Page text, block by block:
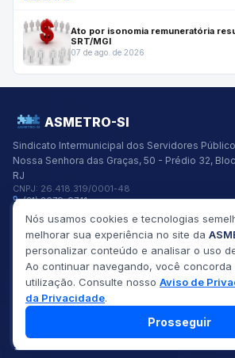
Ato por isonomia remuneratória
SRT/MGI
07 de ago. de 2026
ASMETRO-SI
Sindicato Intermunicipal dos Servidores
Nossa Senhora das Graças, 50 - Prédio 32,
RJ
CNPJ: 26.418.319/0001-48
(21) 2679-9741
asmetro@asmetro.org.br
Links Rápidos
Institucional
Gestão
Saúde
Convênios
Fóruns
Seus Direitos
2026 ASMETRO-SI
Todos os direitos
Nós usamos cookies e tecnologias
melhorar sua experiência no site da
personalizar conteúdo e analisar o uso
Ao continuar navegando, você concorda
utilização. Consulte nosso Aviso de
da Privacidade.
Prosseguir